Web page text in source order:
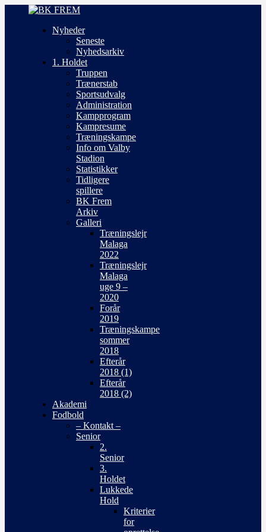
Nyheder
Seneste
Nyhedsarkiv
1. Holdet
Truppen
Trænerstab
Sportsudvalg
Administration
Kampprogram
Kampresume
Træningskampe
Info om Valby
Stadion
Statistikker
Tidligere
spillere
BK Frem
Arkiv
Galleri
Træningslejr
Malaga
2022
Træningslejr
Malaga
uge 9 –
2020
Forår
2019
Træningskampe
sommer
2018
Efterår
2018 (1)
Efterår
2018 (2)
Akademi
Fodbold
– Kontakt –
Senior
2.
Senior
3.
Holdet
Lukkede
Hold
Kriterier
for